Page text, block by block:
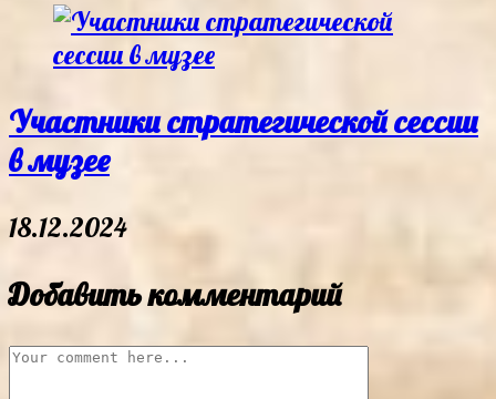
Участники стратегической сессии
в музее
18.12.2024
Добавить комментарий
Comment